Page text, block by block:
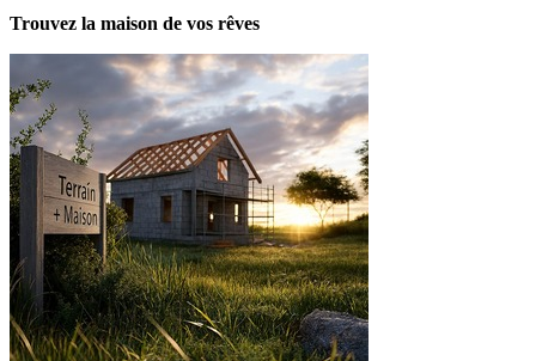
Trouvez la maison de vos rêves